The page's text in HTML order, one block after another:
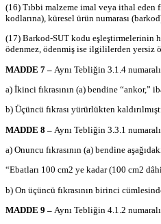
(16) Tıbbi malzeme imal veya ithal eden
kodlarına), küresel ürün numarası (barkod
(17) Barkod-SUT kodu eşleştirmelerinin
ödenmez, ödenmiş ise ilgililerden yersiz
MADDE 7 – Aynı Tebliğin 3.1.4
a) İkinci fıkrasının (a) bendine “ankor,”
b) Üçüncü fıkrası yürürlükten
MADDE 8 – Aynı Tebliğin 3.3.1
a) Onuncu fıkrasının (a) bendine
“Ebatları 100 cm2 ye kadar (100 cm2
b) On üçüncü fıkrasının birinci
MADDE 9 – Aynı Tebliğin 4.1.2